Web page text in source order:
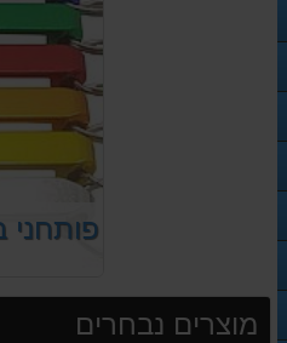
מיוחד ומקורי
מוצרים נבחרים